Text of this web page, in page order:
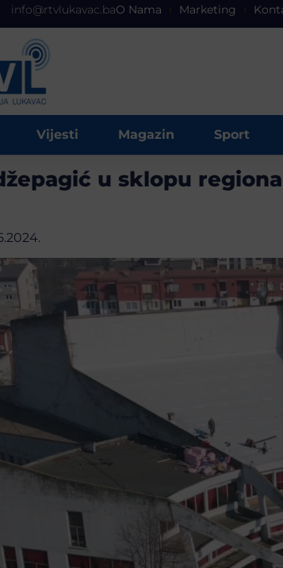
info@rtvlukavac.baO Nama Marketing
Vijesti Magazin Sport
u sklopu